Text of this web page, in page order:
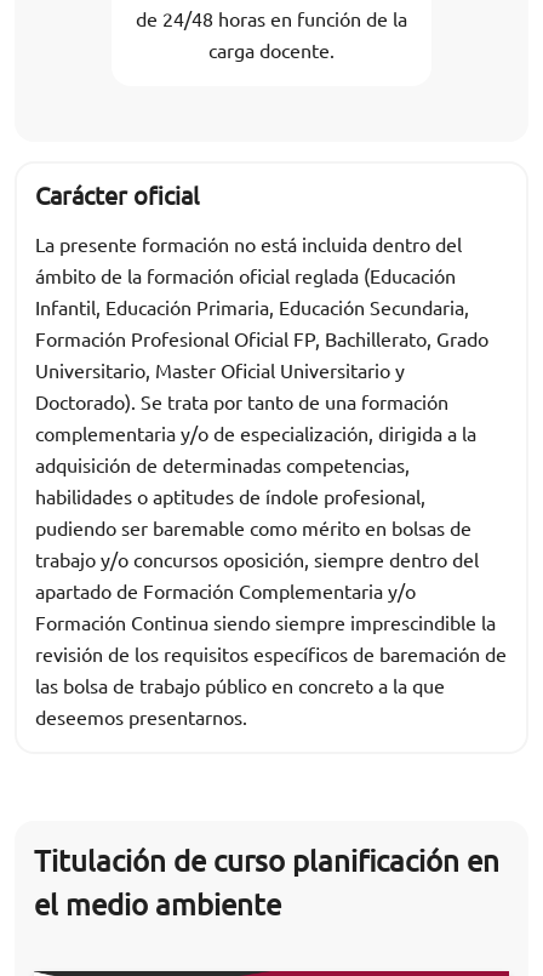
de 24/48 horas en función de la
carga docente.
Carácter oficial
La presente formación no está incluida dentro del
ámbito de la formación oficial reglada (Educación
Infantil, Educación Primaria, Educación Secundaria,
Formación Profesional Oficial FP, Bachillerato, Grado
Universitario, Master Oficial Universitario y
Doctorado). Se trata por tanto de una formación
complementaria y/o de especialización, dirigida a la
adquisición de determinadas competencias,
habilidades o aptitudes de índole profesional,
pudiendo ser baremable como mérito en bolsas de
trabajo y/o concursos oposición, siempre dentro del
apartado de Formación Complementaria y/o
Formación Continua siendo siempre imprescindible la
revisión de los requisitos específicos de baremación de
las bolsa de trabajo público en concreto a la que
deseemos presentarnos.
Titulación de curso planificación en
el medio ambiente